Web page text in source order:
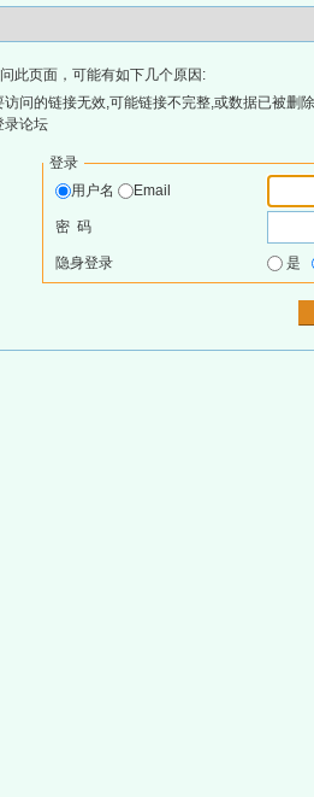
此页面，可能有如下几个原因:
问的链接无效,可能链接不完整,或数据已被删
录论坛
登录
用户名
Email
密 码
隐身登录 是